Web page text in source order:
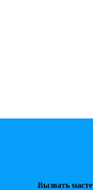
Вызвать